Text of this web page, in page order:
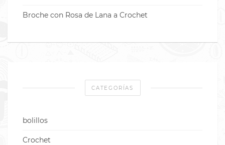
Broche con Rosa de Lana a Crochet
CATEGORÍAS
bolillos
Crochet